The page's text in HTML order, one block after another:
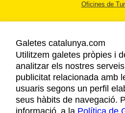
Oficines de
AVÍS LEGAL
POLÍTICA DE
COOKIES
Galetes catalunya.com
Utilitzem galetes pròpies i
analitzar els nostres
publicitat relacionada amb
usuaris segons un perfil
seus hàbits de navegació.
informació a la Política de